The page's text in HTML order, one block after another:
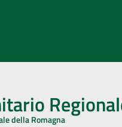
della Romagna